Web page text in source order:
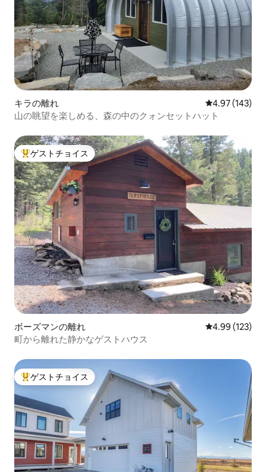
キラの離れ レビュー143
4.97 (143)
山の眺望を楽しめる、森の中のクォンセットハット
大好評のゲストチョイスです。
ゲストチョイス
ボーズマンの離れ レビュー123
4.99 (123)
町から離れた静かなゲストハウス
大好評のゲストチョイスです。
ゲストチョイス